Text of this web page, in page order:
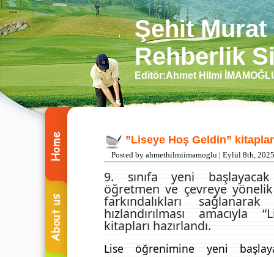
Şehit
Rehberlik
Editör:Ahmet Hilmi
”Liseye Hoş Geldin”
Posted by ahmethilmiimamoglu | Eylül 8th, 2025
9. sınıfa yeni
öğretmen ve çevreye
farkındalıkları
hızlandırılması amacıyla
kitapları hazırlandı.
Lise öğrenimine yeni